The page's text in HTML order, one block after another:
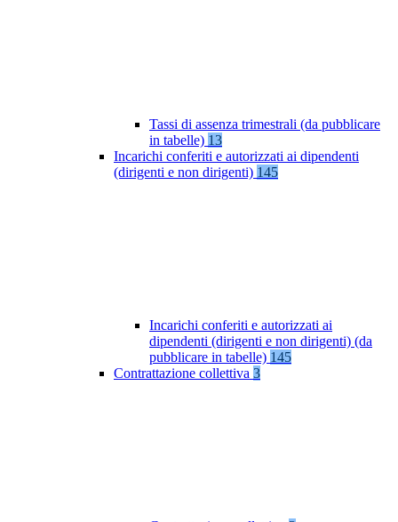
Tassi di assenza trimestrali (da pubblicare
in tabelle) 13
Incarichi conferiti e autorizzati ai dipendenti
(dirigenti e non dirigenti) 145
Incarichi conferiti e autorizzati ai
dipendenti (dirigenti e non dirigenti) (da
pubblicare in tabelle) 145
Contrattazione collettiva 3